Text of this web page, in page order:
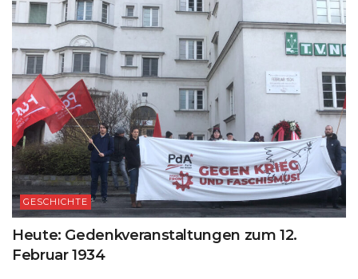
GESCHICHTE
Heute: Gedenkveranstaltungen zum 12.
Februar 1934